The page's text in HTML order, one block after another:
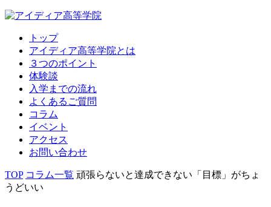
トップ
アイディア高等学院とは
３つのポイント
体験談
入学までの流れ
よくあるご質問
コラム
イベント
アクセス
お問い合わせ
TOP コラム一覧 頑張らないと達成できない「目標」がちょ
うどいい